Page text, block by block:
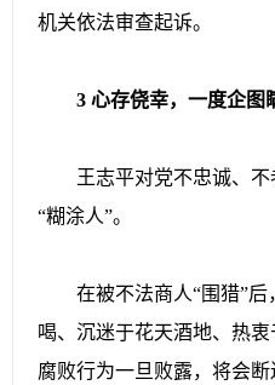
机关依法审查起诉。
3 心存侥幸，一度企图
王志平对党不忠诚、不
“糊涂人”。
在被不法商人“围猎”后
喝、沉迷于花天酒地、热
腐败行为一旦败露，将会